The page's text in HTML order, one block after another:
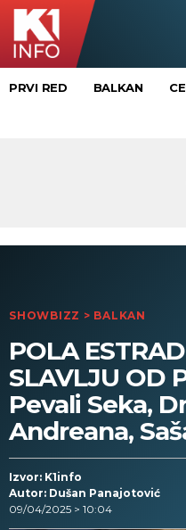
PRVI RED BALKAN
SHOWBIZZ > BALKAN
POLA
SLAVLJU OD
Pevali Seka,
Andreana,
Izvor: K1info
Autor: Dušan Panajotović
09/04/2025 > 10:04